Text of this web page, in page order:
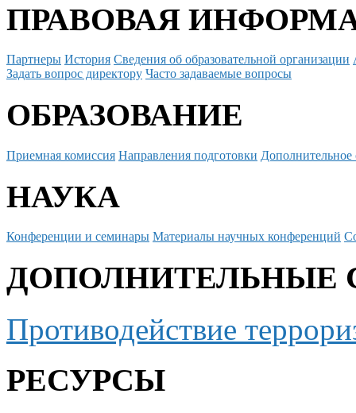
ПРАВОВАЯ
Партнеры История Сведения об образовательной организации
Задать вопрос директору Часто задаваемые вопросы
ОБРАЗОВАНИЕ
Приемная комиссия Направления подготовки Дополнительное
НАУКА
Конференции и семинары Материалы научных конференций
ДОПОЛНИТЕЛЬНЫЕ
Противодействие
РЕСУРСЫ